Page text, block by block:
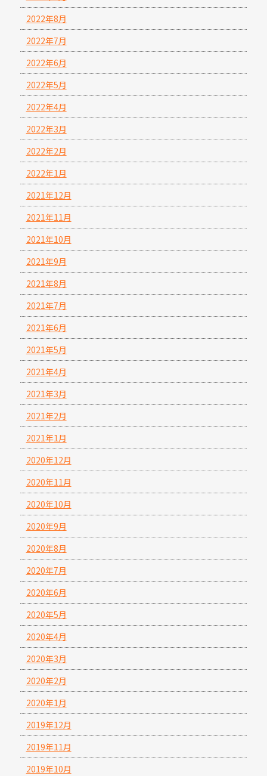
2022年8月
2022年7月
2022年6月
2022年5月
2022年4月
2022年3月
2022年2月
2022年1月
2021年12月
2021年11月
2021年10月
2021年9月
2021年8月
2021年7月
2021年6月
2021年5月
2021年4月
2021年3月
2021年2月
2021年1月
2020年12月
2020年11月
2020年10月
2020年9月
2020年8月
2020年7月
2020年6月
2020年5月
2020年4月
2020年3月
2020年2月
2020年1月
2019年12月
2019年11月
2019年10月